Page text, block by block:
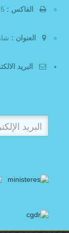
الفاكس :
العنوان :
البريد